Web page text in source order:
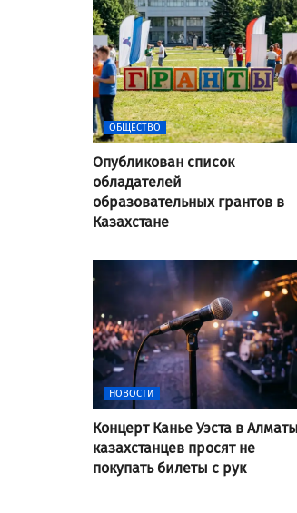
ОБЩЕСТВО
Опубликован список
обладателей
образовательных грантов в
Казахстане
НОВОСТИ
Концерт Канье Уэста в
казахстанцев просят не
покупать билеты с рук